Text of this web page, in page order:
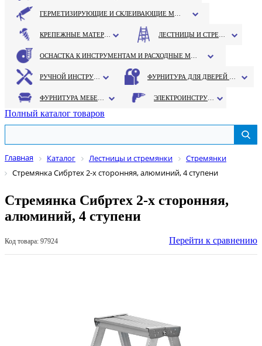
Полный каталог товаров
Главная Каталог Лестницы и стремянки
Стремянки
Стремянка Сибртех 2-х сторонняя, алюминий, 4 ступени
Стремянка Сибртех 2-х сторонняя,
алюминий, 4 ступени
Код товара: 97924 Перейти к сравнению